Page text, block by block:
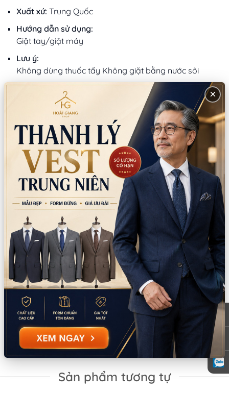
Xuất xứ: Trung Quốc
Hướng dẫn sử dụng:
Giặt tay/giặt máy
Lưu ý:
Không dùng thuốc tẩy Không giặt bằng nước sôi
Mô tả sản phẩm
Sản phầm bao gồm:
Áo khoác+ gile + quần + vòng cổ+ 2 vòng
cổ tay
Sản phẩm tương tự
×